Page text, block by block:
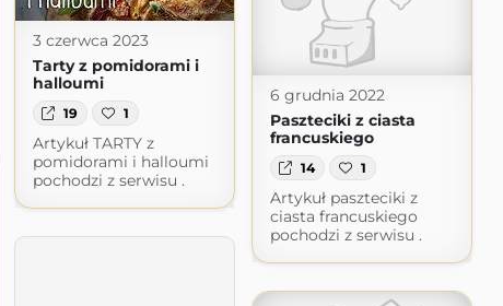
3 czerwca 2023
Tarty z pomidorami i
halloumi
19 1
Artykuł TARTY z
pomidorami i halloumi
pochodzi z serwisu .
6 grudnia 2022
Paszteciki z ciasta
francuskiego
14 1
Artykuł paszteciki z
ciasta francuskiego
pochodzi z serwisu .